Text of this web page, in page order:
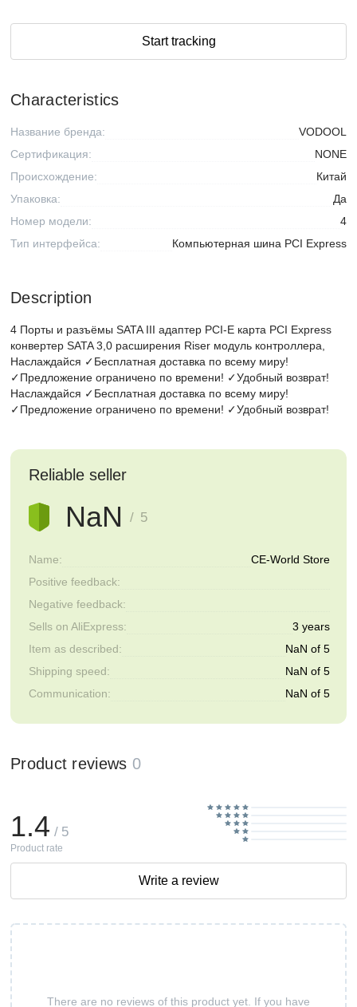
Start tracking
Characteristics
Название бренда:
VODOOL
Сертификация:
NONE
Происхождение:
Китай
Упаковка:
Да
Номер модели:
4
Тип интерфейса:
Компьютерная шина PCI Express
Description
4 Порты и разъёмы SATA III адаптер PCI-E карта PCI Express
конвертер SATA 3,0 расширения Riser модуль контроллера,
Наслаждайся ✓Бесплатная доставка по всему миру!
✓Предложение ограничено по времени! ✓Удобный возврат!
Наслаждайся ✓Бесплатная доставка по всему миру!
✓Предложение ограничено по времени! ✓Удобный возврат!
Reliable seller
NaN / 5
Name:
CE-World Store
Positive feedback:
Negative feedback:
Sells on AliExpress:
3 years
Item as described:
NaN of 5
Shipping speed:
NaN of 5
Communication:
NaN of 5
Product reviews 0
There are no reviews of this product yet. If you have
1.4 / 5
Product rate
Write a review